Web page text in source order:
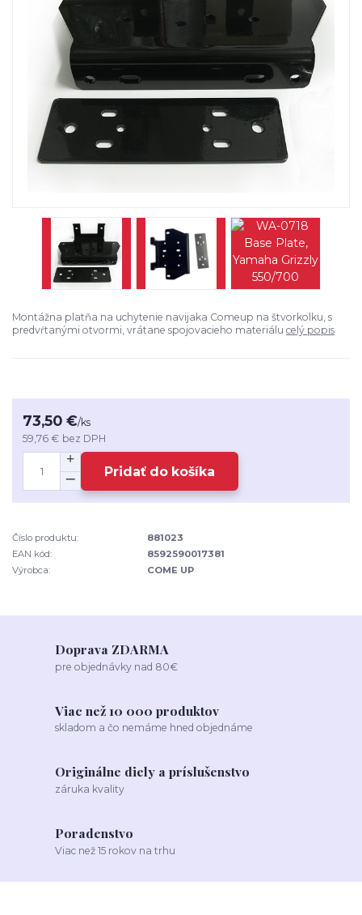
Montážna platňa na uchytenie navijaka Comeup na štvorkolku, s
predvŕtanými otvormi, vrátane spojovacieho materiálu celý popis
73,50 €/ks
59,76 € bez DPH
Pridať do košíka
Číslo produktu:
881023
EAN kód:
8592590017381
Výrobca:
COME UP
Doprava ZDARMA
pre objednávky nad 80€
Viac než 10 000 produktov
skladom a čo nemáme hned objednáme
Originálne diely a príslušenstvo
záruka kvality
Poradenstvo
Viac než 15 rokov na trhu